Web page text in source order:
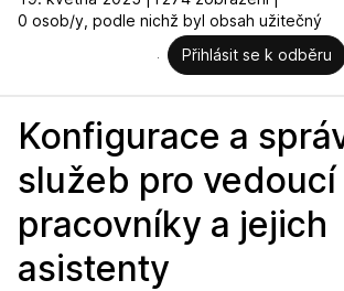
0 osob/y, podle nichž byl obsah užitečný
Přihlásit se k odběru
Konfigurace a
služeb pro vedoucí
pracovníky a jejich
asistenty